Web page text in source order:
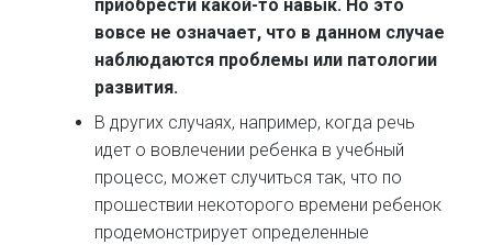
приобрести какой-то навык. Но это
вовсе не означает, что в данном случае
наблюдаются проблемы или патологии
развития.
В других случаях, например, когда речь
идет о вовлечении ребенка в учебный
процесс, может случиться так, что по
прошествии некоторого времени ребенок
продемонстрирует определенные